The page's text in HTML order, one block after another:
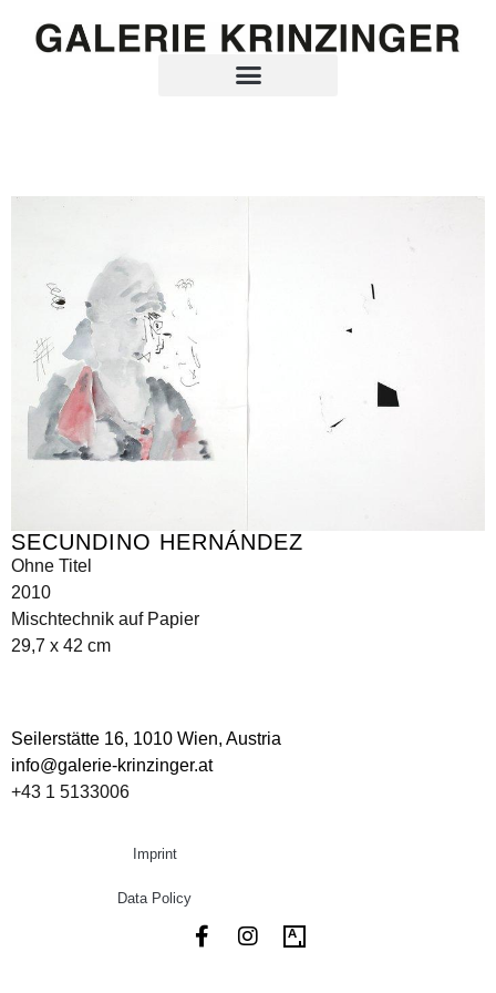
SECUNDINO HERNÁNDEZ
Ohne Titel
2010
Mischtechnik auf Papier
29,7 x 42 cm
Seilerstätte 16, 1010 Wien, Austria
info@galerie-krinzinger.at
+43 1 5133006
Imprint
Data Policy